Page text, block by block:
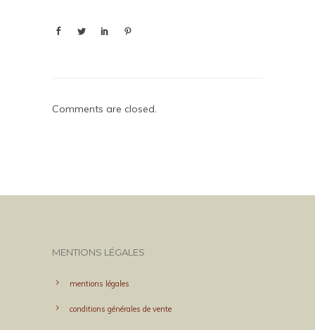
Comments are closed.
MENTIONS LÉGALES
mentions légales
conditions générales de vente